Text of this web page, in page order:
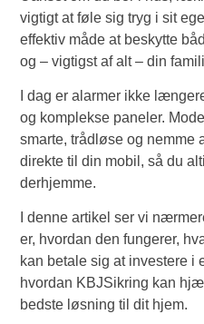
vigtigt at føle sig tryg i sit
effektiv måde at beskytte
og – vigtigst af alt – din
I dag er alarmer ikke
og komplekse paneler.
smarte, trådløse og nemme
direkte til din mobil, så du
derhjemme.
I denne artikel ser vi
er, hvordan den fungerer,
kan betale sig at investere i
hvordan KBJSikring kan
bedste løsning til dit hjem.